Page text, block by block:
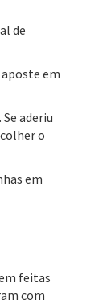
de
em
aderiu
o
em
feitas
com